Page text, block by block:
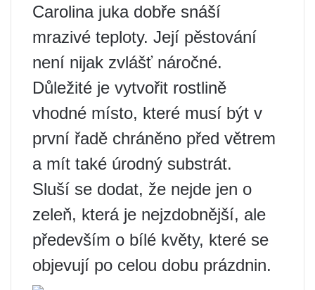
Carolina juka dobře snáší
mrazivé teploty. Její pěstování
není nijak zvlášť náročné.
Důležité je vytvořit rostlině
vhodné místo, které musí být v
první řadě chráněno před větrem
a mít také úrodný substrát.
Sluší se dodat, že nejde jen o
zeleň, která je nejzdobnější, ale
především o bílé květy, které se
objevují po celou dobu prázdnin.